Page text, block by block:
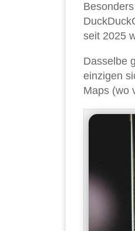
seit 2025
Dasselbe
einzigen
Maps (wo